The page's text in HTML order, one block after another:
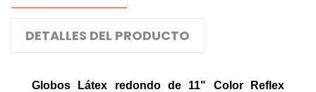
DETALLES DEL PRODUCTO
Globos Látex redondode 11" Color
Reflex